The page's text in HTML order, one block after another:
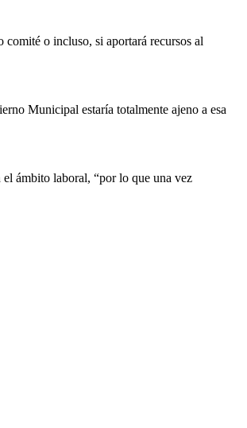
o incluso, si aportará recursos al
Municipal estaría totalmente ajeno a esa
ámbito laboral, “por lo que una vez